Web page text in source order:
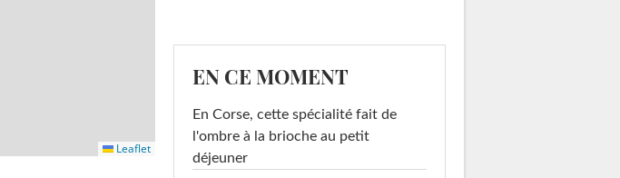
Leaflet
EN CE MOMENT
En Corse, cette spécialité fait de
l'ombre à la brioche au petit
déjeuner